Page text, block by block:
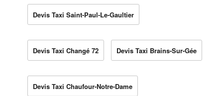
Devis Taxi Saint-Paul-Le-Gaultier
Devis Taxi Changé 72 Devis Taxi Brains-Sur-Gée
Devis Taxi Chaufour-Notre-Dame